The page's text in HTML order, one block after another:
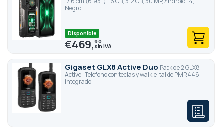
Negro
Disponible
€469,90
Gigaset GLX8 Active Duo Pack de 2 GLX8
Active | Teléfono con teclas y walkie-talkie PMR446
integrado